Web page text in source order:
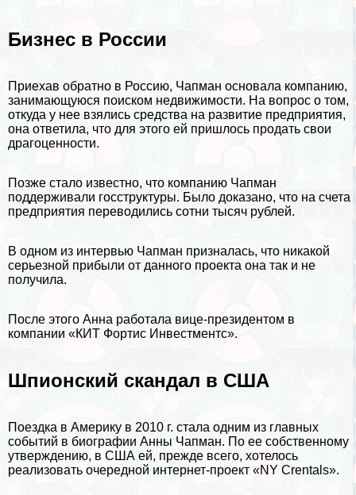
Бизнес в России
Приехав обратно в Россию, Чапман основала компанию,
занимающуюся поиском недвижимости. На вопрос о том,
откуда у нее взялись средства на развитие предприятия,
она ответила, что для этого ей пришлось продать свои
драгоценности.
Позже стало известно, что компанию Чапман
поддерживали госструктуры. Было доказано, что на счета
предприятия переводились сотни тысяч рублей.
В одном из интервью Чапман призналась, что никакой
серьезной прибыли от данного проекта она так и не
получила.
После этого Анна работала вице-президентом в
компании «КИТ Фортис Инвестментс».
Шпионский скандал в США
Поездка в Америку в 2010 г. стала одним из главных
событий в биографии Анны Чапман. По ее собственному
утверждению, в США ей, прежде всего, хотелось
реализовать очередной интернет-проект «NY Crentals».